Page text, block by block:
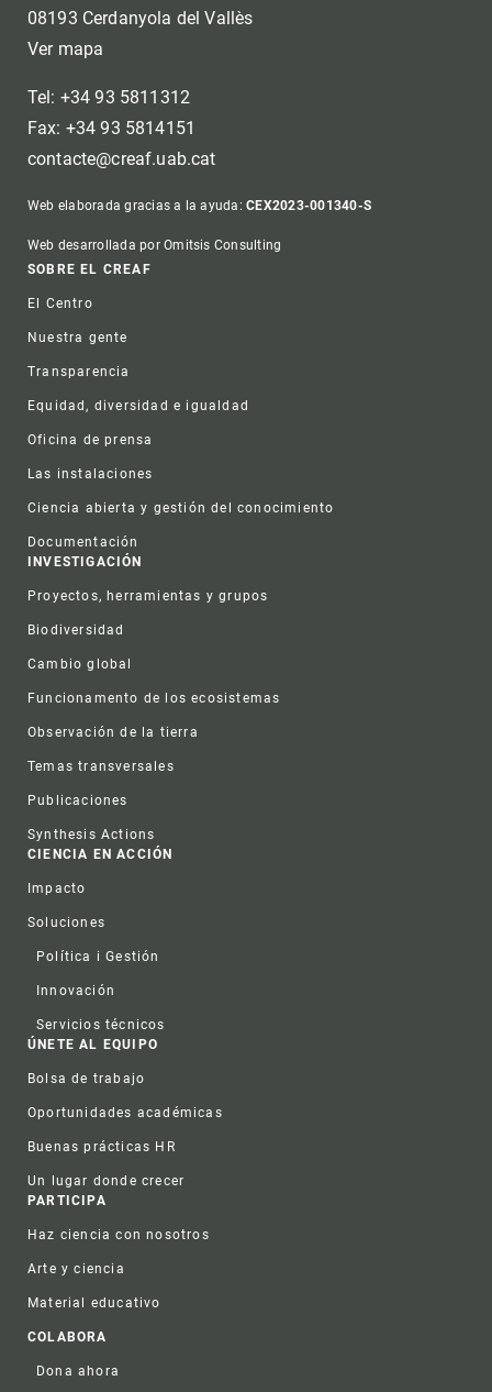
08193 Cerdanyola del Vallès
Ver mapa
Tel: +34 93 5811312
Fax: +34 93 5814151
contacte@creaf.uab.cat
Web elaborada gracias a la ayuda:CEX2023-001340-S
Web desarrollada por Omitsis Consulting
Footer
SOBRE EL CREAF
El Centro
Nuestra gente
Transparencia
Equidad, diversidad e igualdad
Oficina de prensa
Las instalaciones
Ciencia abierta y gestión del conocimiento
Documentación
INVESTIGACIÓN
Proyectos, herramientas y grupos
Biodiversidad
Cambio global
Funcionamento de los ecosistemas
Observación de la tierra
Temas transversales
Publicaciones
Synthesis Actions
CIENCIA EN ACCIÓN
Impacto
Soluciones
Política i Gestión
Innovación
Servicios técnicos
ÚNETE AL EQUIPO
Bolsa de trabajo
Oportunidades académicas
Buenas prácticas HR
Un lugar donde crecer
PARTICIPA
Haz ciencia con nosotros
Arte y ciencia
Material educativo
COLABORA
Dona ahora